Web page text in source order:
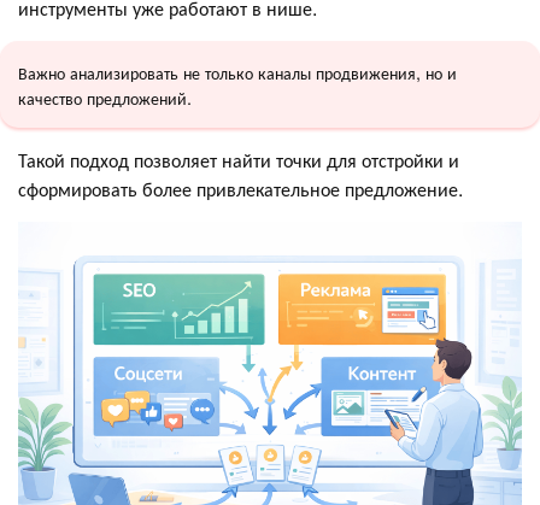
инструменты уже работают в нише.
Важно анализировать не только каналы продвижения, но и
качество предложений.
Такой подход позволяет найти точки для отстройки и
сформировать более привлекательное предложение.